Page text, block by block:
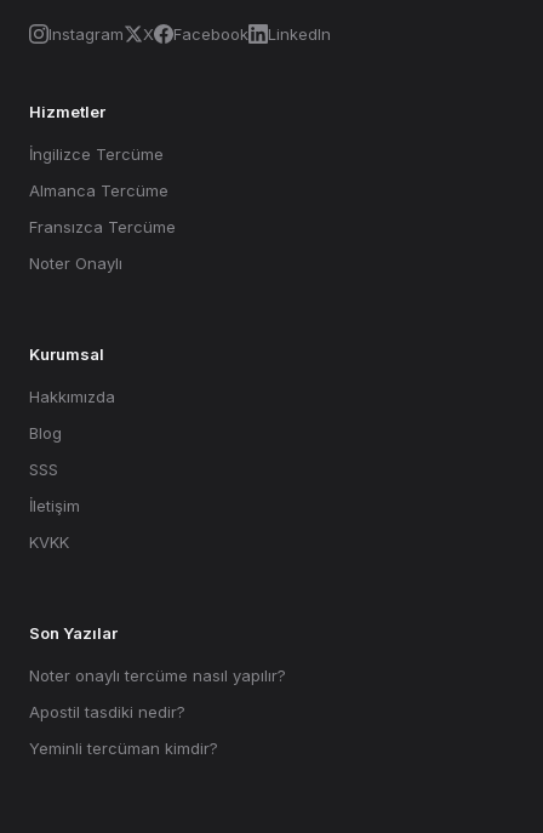
Instagram X Facebook LinkedIn
Hizmetler
İngilizce Tercüme
Almanca Tercüme
Fransızca Tercüme
Noter Onaylı
Kurumsal
Hakkımızda
Blog
SSS
İletişim
KVKK
Son Yazılar
Noter onaylı tercüme nasıl yapılır?
Apostil tasdiki nedir?
Yeminli tercüman kimdir?